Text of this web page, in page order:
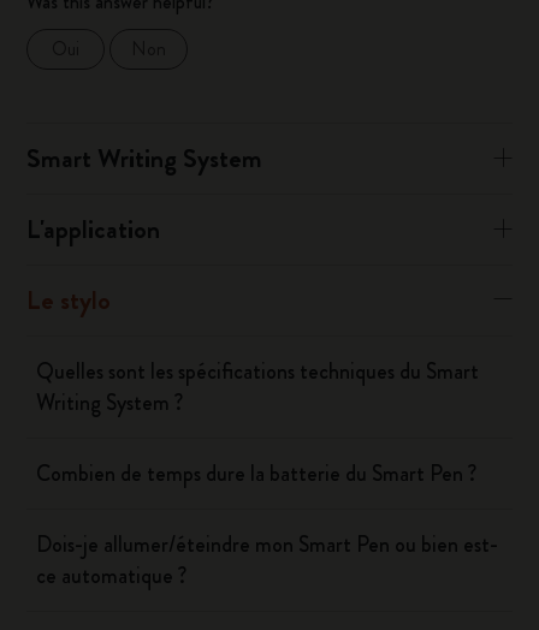
Smart Writing System
L'application
Le stylo
Quelles sont les spécifications techniques du Smart
Writing System ?
Combien de temps dure la batterie du Smart Pen ?
Dois-je allumer/éteindre mon Smart Pen ou bien est-
ce automatique ?